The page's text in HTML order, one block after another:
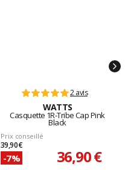
2 avis
WATTS
Casquette 1R-Tribe Cap Pink
Black
Prix conseillé
39,90 €
-7% 36,90 €